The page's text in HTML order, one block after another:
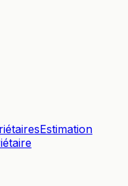
Estimation